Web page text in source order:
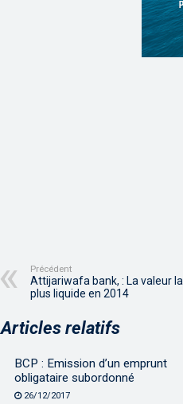
Précédent
Attijariwafa bank, : La valeur la
plus liquide en 2014
Articles relatifs
BCP : Emission d’un emprunt
obligataire subordonné
26/12/2017